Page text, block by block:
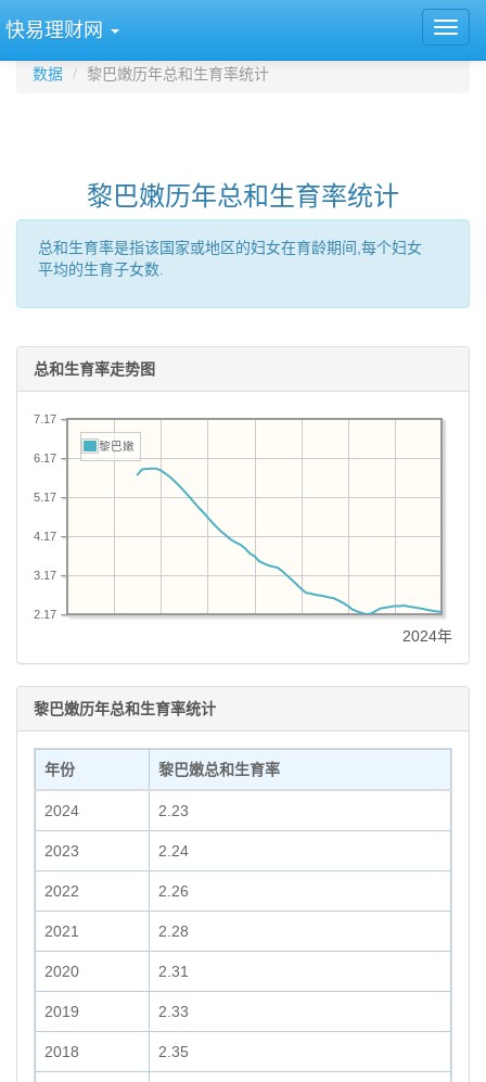
快易理财网
数据 黎巴嫩历年总和生育率统计
黎巴嫩历年总和生育率统计
总和生育率是指该国家或地区的妇女在育龄期间,每个妇女
平均的生育子女数.
总和生育率走势图
2.17
3.17
4.17
5.17
6.17
7.17
黎巴嫩
2024年
黎巴嫩历年总和生育率统计
年份 黎巴嫩总和生育率
2024 2.23
2023 2.24
2022 2.26
2021 2.28
2020 2.31
2019 2.33
2018 2.35